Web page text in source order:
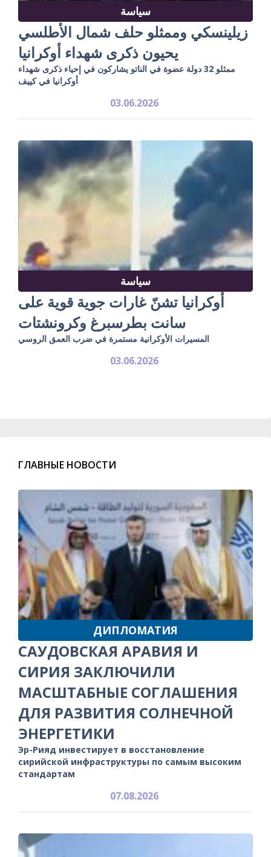
سياسة
زيلينسكي وممثلو حلف شمال الأطلسي
يحيون ذكرى شهداء أوكرانيا
ممثلو 32 دولة عضوة في الناتو يشاركون في إحياء ذكرى شهداء
أوكرانيا في كييف
03.06.2026
سياسة
أوكرانيا تشنّ غارات جوية قوية على
سانت بطرسبرغ وكرونشتات
المسيرات الأوكرانية مستمرة في ضرب العمق الروسي
03.06.2026
ГЛАВНЫЕ НОВОСТИ
ДИПЛОМАТИЯ
САУДОВСКАЯ АРАВИЯ И
СИРИЯ ЗАКЛЮЧИЛИ
МАСШТАБНЫЕ СОГЛАШЕНИЯ
ДЛЯ РАЗВИТИЯ СОЛНЕЧНОЙ
ЭНЕРГЕТИКИ
Эр-Рияд инвестирует в восстановление
сирийской инфраструктуры по самым высоким
стандартам
07.08.2026